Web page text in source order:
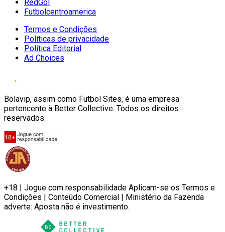
RedGol
Futbolcentroamerica
Termos e Condições
Políticas de privacidade
Política Editorial
Ad Choices
Bolavip, assim como Futbol Sites, é uma empresa
pertencente à Better Collective. Todos os direitos
reservados.
+18 | Jogue com responsabilidade Aplicam-se os Termos e
Condições | Conteúdo Comercial | Ministério da Fazenda
adverte: Aposta não é investimento.